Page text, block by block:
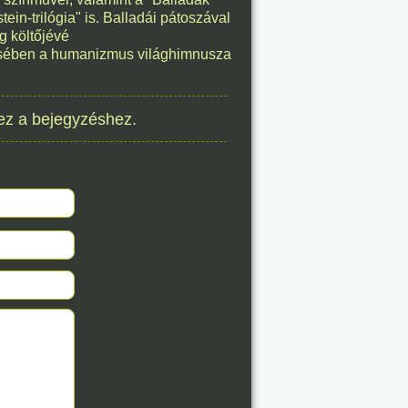
07.trilógia" is. Balladái pátoszával
költőjévé
a humanizmus világhimnusza
a bejegyzéshez.